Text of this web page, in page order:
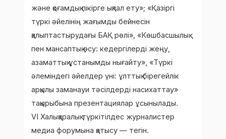
және қоғамдық пікірге ықпал ету»; «Қазіргі
түркі әйелінің жағымды бейнесін
қалыптастырудағы БАҚ рөлі», «Көшбасшылық
пен мансаптық өсу: кедергілерді жеңу,
азаматтық ұстанымды нығайту», «Түркі
әлеміндегі әйелдер үні: ұлттық бірегейлік
арқылы заманауи тәсілдерді насихаттау»
тақырыбына презентациялар ұсынылады.
VI Халықаралық түркітілдес журналистер
медиа форумына қатысу — тегін.